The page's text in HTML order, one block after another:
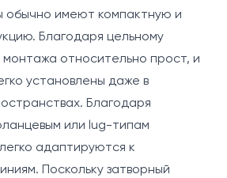
обычно имеют компактную и
Благодаря цельному
монтажа относительно прост, и
установлены даже в
Благодаря
или lug-типам
адаптируются к
Поскольку затворный